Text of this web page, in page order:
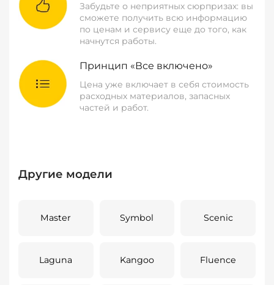
Забудьте о неприятных сюрпризах: вы
сможете получить всю информацию
по ценам и сервису еще до того, как
начнутся работы.
Принцип «Все включено»
Цена уже включает в себя стоимость
расходных материалов, запасных
частей и работ.
Другие модели
Master Symbol Scenic
Laguna Kangoo Fluence